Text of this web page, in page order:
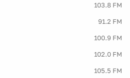
103.8 FM
91.2 FM
100.9 FM
102.0 FM
105.5 FM